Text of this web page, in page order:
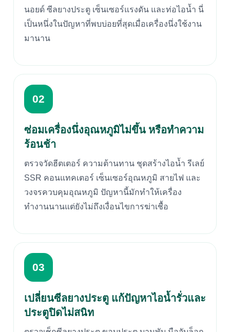
นอยด์ ซีลยางประตู เซ็นเซอร์แรงดัน และท่อไอน้ำ นี่
เป็นหนึ่งในปัญหาที่พบบ่อยที่สุดเมื่อเครื่องนึ่งใช้งาน
มานาน
02
ซ่อมเครื่องนึ่งอุณหภูมิไม่ขึ้น หรือทำความ
ร้อนช้า
ตรวจวัดฮีตเตอร์ ความต้านทาน ชุดสร้างไอน้ำ รีเลย์
SSR คอนแทคเตอร์ เซ็นเซอร์อุณหภูมิ สายไฟ และ
วงจรควบคุมอุณหภูมิ ปัญหานี้มักทำให้เครื่อง
ทำงานนานแต่ยังไม่ถึงเงื่อนไขการฆ่าเชื้อ
03
เปลี่ยนซีลยางประตู แก้ปัญหาไอน้ำรั่วและ
ประตูปิดไม่สนิท